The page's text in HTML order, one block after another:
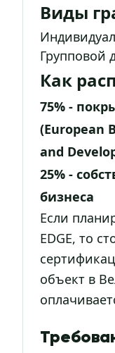
Виды
Групповой
Как
75% -
(European
and
25% -
бизнеса
Если
EDGE, то
объект в